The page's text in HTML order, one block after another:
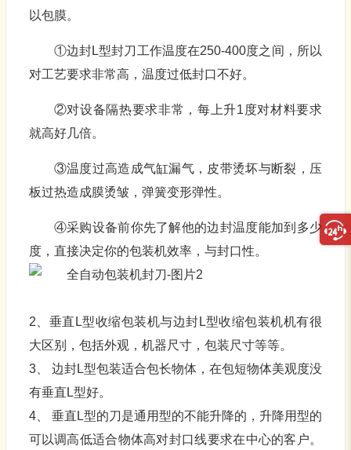
以包膜。
①边封L型封刀工作温度在250-400度之间，所以
对工艺要求非常高，温度过低封口不好。
②对设备隔热要求非常，每上升1度对材料要求
就高好几倍。
③温度过高造成气缸漏气，皮带烫坏与断裂，压
板过热造成膜烫皱，弹簧变形弹性。
④采购设备前你先了解他的边封温度能加到多少
度，直接决定你的包装机效率，与封口性。
2、垂直L型收缩包装机与边封L型收缩包装机机有很
大区别，包括外观，机器尺寸，包装尺寸等等。
3、 边封L型包装适合包长物体，在包短物体美观度没
有垂直L型好。
4、 垂直L型的刀是通用型的不能升降的，升降用型的
可以调高低适合物体高对封口线要求在中心的客户。